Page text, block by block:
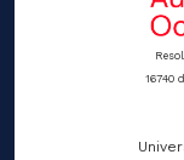
16740